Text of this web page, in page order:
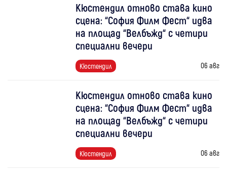
Кюстендил отново става кино
сцена: “София Филм Фест“ идва
на площад “Велбъжд“ с четири
специални вечери
Кюстендил 06 авг
Кюстендил отново става кино
сцена: “София Филм Фест“ идва
на площад “Велбъжд“ с четири
специални вечери
Кюстендил 06 авг